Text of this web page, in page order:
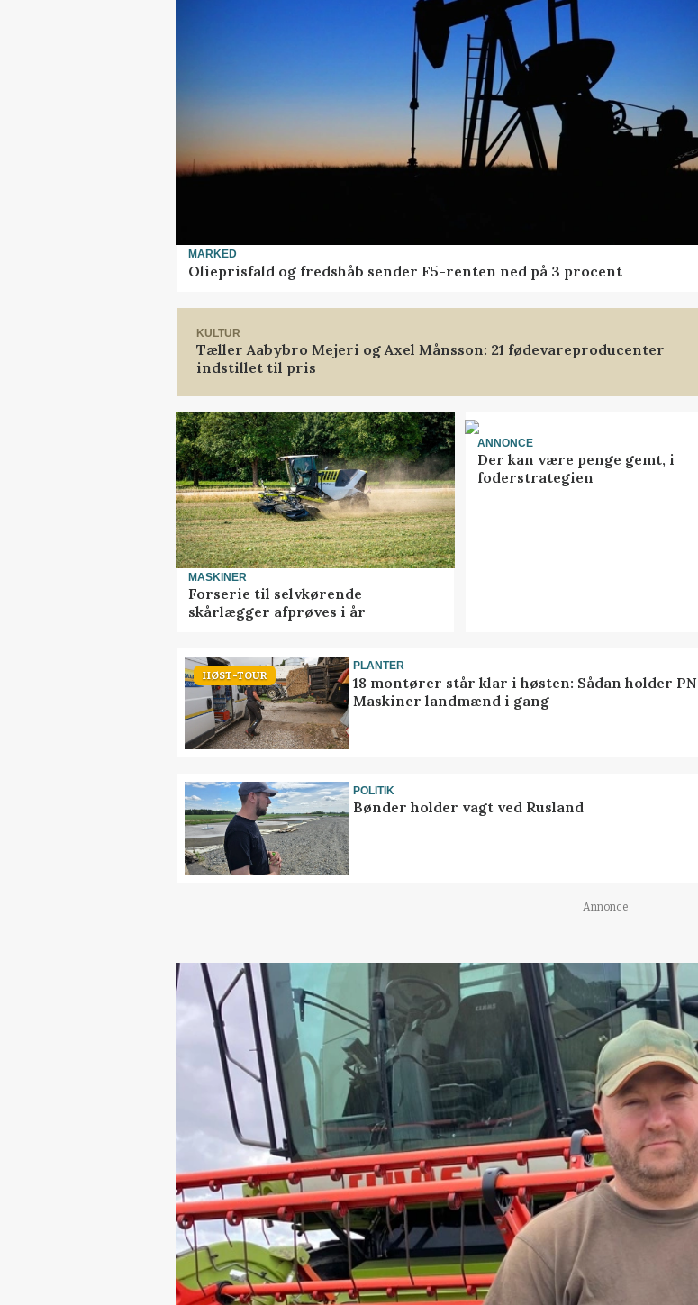
MARKED
Olieprisfald og fredshåb sender F5-renten ned på 3 procent
KULTUR
Tæller Aabybro Mejeri og Axel Månsson: 21 fødevareproducenter
indstillet til pris
MASKINER
Forserie til selvkørende
skårlægger afprøves i år
ANNONCE
Der kan være penge gemt, i
foderstrategien
HØST-TOUR
PLANTER
18 montører står klar i høsten: Sådan holder PN
Maskiner landmænd i gang
POLITIK
Bønder holder vagt ved Rusland
Annonce